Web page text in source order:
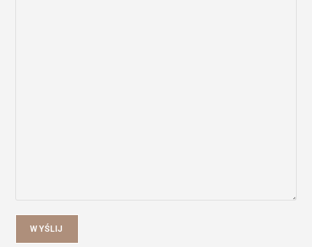
WYŚLIJ